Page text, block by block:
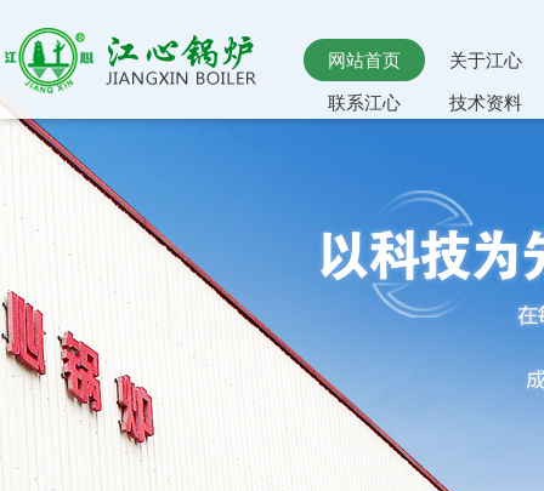
网站首页 关于江心
联系江心 技术资料